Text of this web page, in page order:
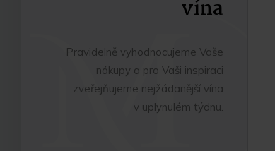
vína
Pravidelně vyhodnocujeme Vaše
nákupy a pro Vaši inspiraci
zveřejňujeme nejžádanější vína
v uplynulém týdnu.